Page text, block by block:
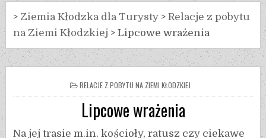
> Ziemia Kłodzka dla Turysty >Relacje z pobytu
na Ziemi Kłodzkiej >Lipcowe wrażenia
RELACJE Z POBYTU NA ZIEMI KŁODZKIEJ
Lipcowe wrażenia
Na jej trasie m.in. kościoły, ratusz czy ciekawe